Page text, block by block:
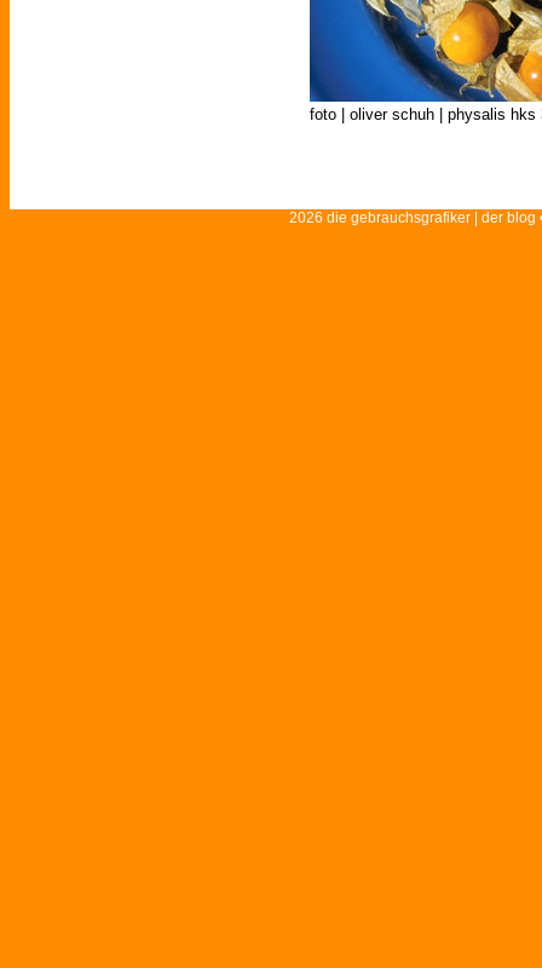
foto | oliver schuh | physalis hks
2026 die gebrauchsgrafiker | der blog